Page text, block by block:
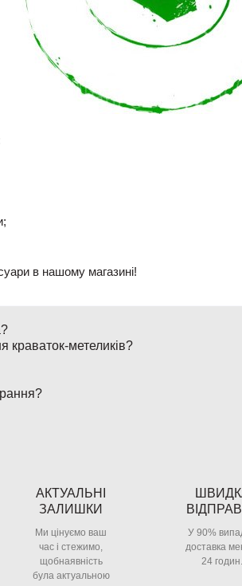
в нашому магазині!
краваток-метеликів?
АКТУАЛЬНІ
ЗАЛИШКИ
Ми цінуємо ваш
час і стежимо,
щобнаявність
була актуальною
У 90%
доставка
24 годин.